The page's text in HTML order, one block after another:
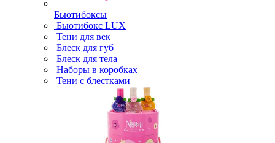
Бьютибоксы
Бьютибокс LUX
Тени для век
Блеск для губ
Блеск для тела
Наборы в коробках
Тени с блестками